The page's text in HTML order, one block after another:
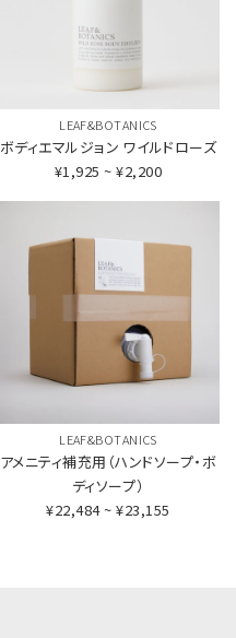
LEAF&BOTANICS
ボディエマルジョン ワイルドローズ
¥1,925 ~ ¥2,200
LEAF&BOTANICS
アメニティ補充用（ハンドソープ・ボ
ディソープ）
¥22,484 ~ ¥23,155